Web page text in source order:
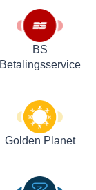
BS
Betalingsservice
Golden Planet